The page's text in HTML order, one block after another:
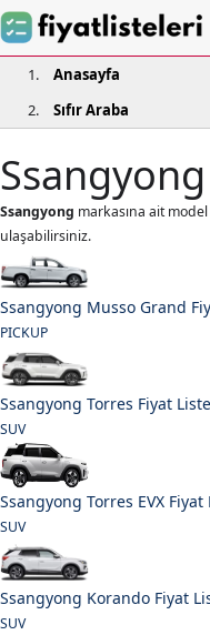
Anasayfa
Sıfır Araba
Ssangyong markasına ait
ulaşabilirsiniz.
Ssangyong Musso Grand
PICKUP
Ssangyong Torres Fiyat
SUV
Ssangyong Torres EVX Fiyat
SUV
Ssangyong Korando Fiyat
SUV